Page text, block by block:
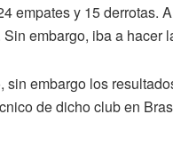
empates y 15 derrotas.
embargo, iba a hacer
embargo los
de dicho club en